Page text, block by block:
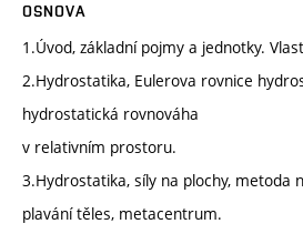
OSNOVA
1.Úvod, základní pojmy a jednotky.
2.Hydrostatika, Eulerova rovnice
hydrostatická rovnováha
v relativním prostoru.
3.Hydrostatika, síly na plochy, metoda
plavání těles, metacentrum.